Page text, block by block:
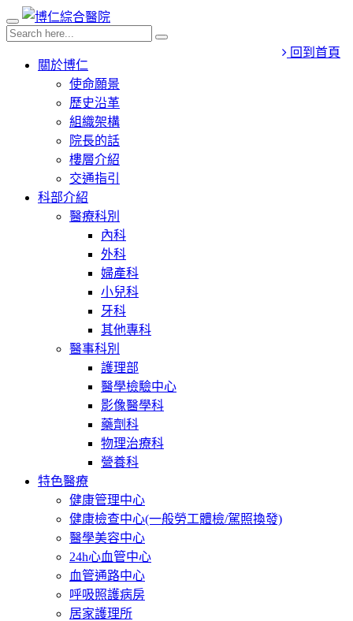
回到首頁
關於博仁
使命願景
歷史沿革
組織架構
院長的話
樓層介紹
交通指引
科部介紹
醫療科別
內科
外科
婦產科
小兒科
牙科
其他專科
醫事科別
護理部
醫學檢驗中心
影像醫學科
藥劑科
物理治療科
營養科
特色醫療
健康管理中心
健康檢查中心(一般勞工體檢/駕照換發)
醫學美容中心
24h心血管中心
血管通路中心
呼吸照護病房
居家護理所